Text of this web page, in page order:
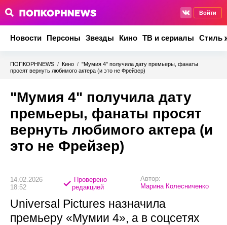
Войти
Новости Персоны Звезды Кино ТВ и сериалы Стиль
ПОПКОРНNEWS / Кино / "Мумия 4" получила дату премьеры, фанаты
просят вернуть любимого актера (и это не Фрейзер)
"Мумия 4" получила дату
премьеры, фанаты просят
вернуть любимого актера (и
это не Фрейзер)
14.02.2026
18:52
Проверено
редакцией
Автор:
Марина Колесниченко
Universal Pictures назначила
премьеру «Мумии 4», а в соцсетях